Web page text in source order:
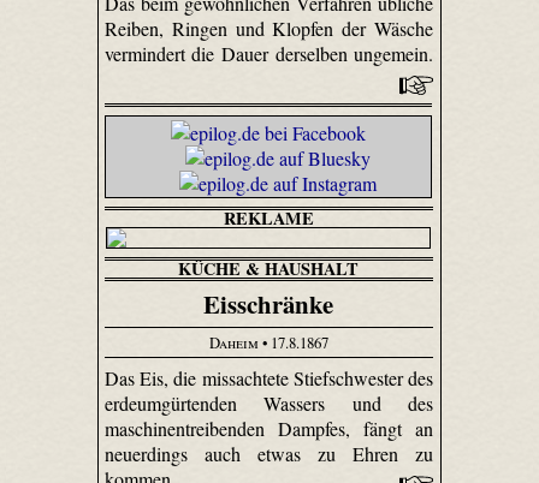
Reiben, Ringen und Klopfen der Wäsche
vermindert die Dauer derselben ungemein.
REKLAME
KÜCHE & HAUSHALT
Eisschränke
Daheim • 17.8.1867
Das Eis, die missachtete Stiefschwester des
erdeum­gürtenden Wassers und des
maschinen­treibenden Dampfes, fängt an
neuerdings auch etwas zu Ehren zu